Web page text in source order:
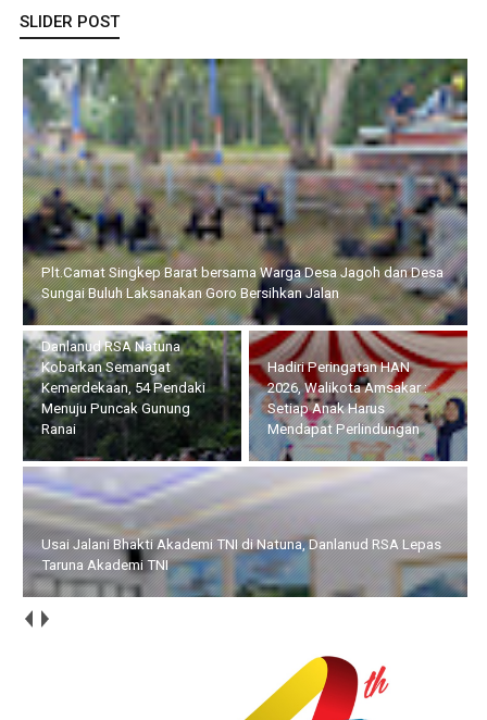
SLIDER POST
Danlanud RSA Natuna Kobarkan Semangat Kemerdekaan, 54
Pendaki Menuju Puncak Gunung Ranai
Hadiri Peringatan HAN
2026, Walikota Amsakar :
Setiap Anak Harus
Mendapat Perlindungan
Usai Jalani Bhakti Akademi
TNI di Natuna, Danlanud
RSA Lepas Taruna Akademi
TNI
HUT ke-14 IWO, Bupati Iskandarsyah : Pers Profesional Harus
Berdampak bagi Masyarakat